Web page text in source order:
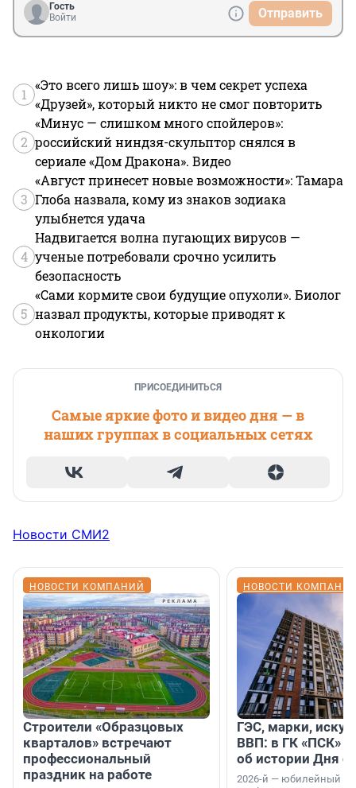
Гость
Войти
Отправить
1
«Это всего лишь шоу»: в чем секрет успеха
«Друзей», который никто не смог повторить
2
«Минус — слишком много спойлеров»:
российский ниндзя-скульптор снялся в
сериале «Дом Дракона». Видео
3
«Август принесет новые возможности»: Тамара
Глоба назвала, кому из знаков зодиака
улыбнется удача
4
Надвигается волна пугающих вирусов —
ученые потребовали срочно усилить
безопасность
5
«Сами кормите свои будущие опухоли». Биолог
назвал продукты, которые приводят к
онкологии
ПРИСОЕДИНИТЬСЯ
Самые яркие фото и видео дня — в
наших группах в социальных сетях
Новости СМИ2
НОВОСТИ КОМПАНИЙ
Строители «Образцовых
кварталов» встречают
профессиональный
праздник на работе
НОВОСТИ
ГЭС, марки,
ВВП: в ГК «ПСК»
об истории Дня
2026-й — юбилейный